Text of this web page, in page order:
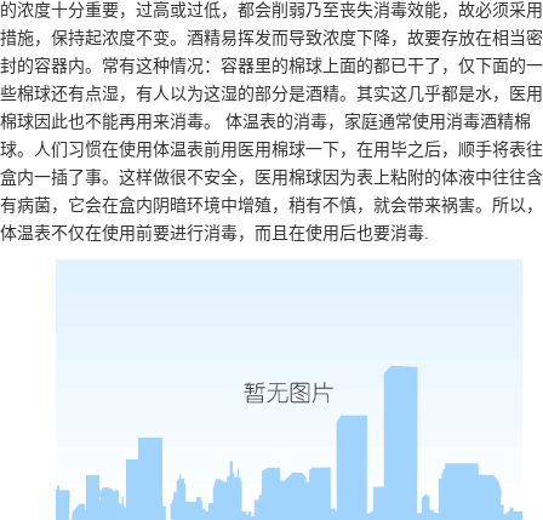
的浓度十分重要，过高或过低，都会削弱乃至丧失消毒效能，故必须采用
措施，保持起浓度不变。酒精易挥发而导致浓度下降，故要存放在相当密
封的容器内。常有这种情况：容器里的棉球上面的都已干了，仅下面的一
些棉球还有点湿，有人以为这湿的部分是酒精。其实这几乎都是水，医用
棉球因此也不能再用来消毒。 体温表的消毒，家庭通常使用消毒酒精棉
球。人们习惯在使用体温表前用医用棉球一下，在用毕之后，顺手将表往
盒内一插了事。这样做很不安全，医用棉球因为表上粘附的体液中往往含
有病菌，它会在盒内阴暗环境中增殖，稍有不慎，就会带来祸害。所以，
体温表不仅在使用前要进行消毒，而且在使用后也要消毒.